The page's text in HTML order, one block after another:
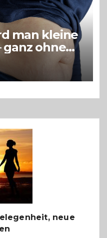
man kleine
ganz ohne
neue